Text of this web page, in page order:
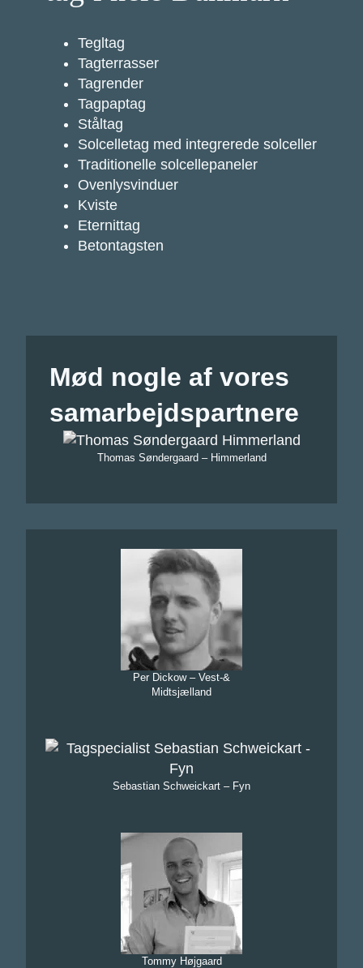
Tegltag
Tagterrasser
Tagrender
Tagpaptag
Ståltag
Solcelletag med integrerede solceller
Traditionelle solcellepaneler
Ovenlysvinduer
Kviste
Eternittag
Betontagsten
Mød nogle af vores
samarbejdspartnere
Thomas Søndergaard – Himmerland
Per Dickow – Vest-&
Midtsjælland
Sebastian Schweickart – Fyn
Tommy Højgaard